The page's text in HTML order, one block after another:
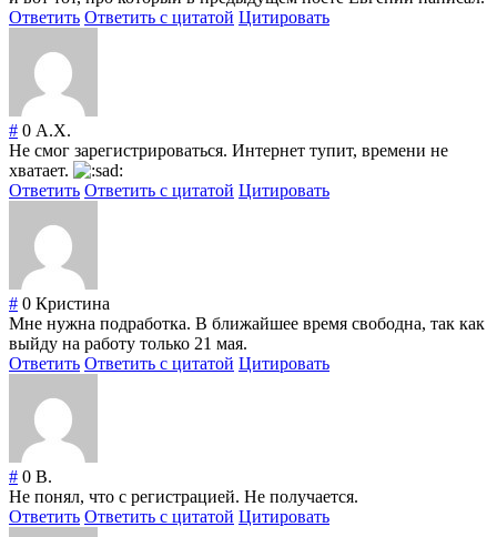
Ответить Ответить с цитатой Цитировать
# 0 А.Х.
Не смог зарегистрироваться. Интернет тупит, времени не
хватает.
Ответить Ответить с цитатой Цитировать
# 0 Кристина
Мне нужна подработка. В ближайшее время свободна, так как
выйду на работу только 21 мая.
Ответить Ответить с цитатой Цитировать
# 0 В.
Не понял, что с регистрацией. Не получается.
Ответить Ответить с цитатой Цитировать